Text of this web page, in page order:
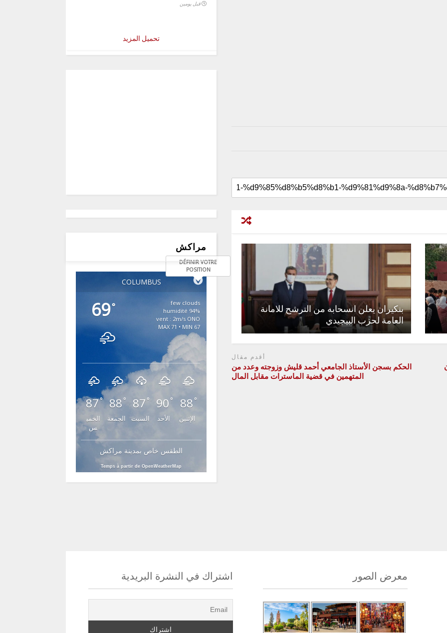
بنكيران يعلن انسحابه من الترشح للامانة
العامة لحزب البيجيدي
أقدم مقال
الحكم بسجن الأستاذ الجامعي أحمد قليش وزوجته وعدد من
المتهمين في قضية الماسترات مقابل المال
قبل يومين
تحميل المزيد
مراكش
COLUMBUS
DÉFINIR VOTRE
POSITION
69°
few clouds
94% humidité
vent : 2m/s ONO
MAX 71 • MIN 67
87°
الخمي
س
88 °
الجمعة
87 °
السبت
90 °
الأحد
88°
الإثنين
الطقس خاص بمدينة مراكش
Temps à partir de OpenWeatherMap
معرض الصور اشتراك في النشرة البريدية